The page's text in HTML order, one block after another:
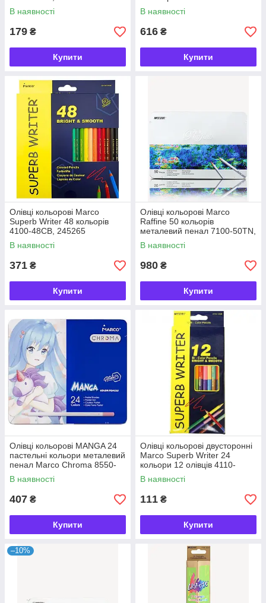
В наявності
179 ₴
Купити
пенал 8010-36TN, 931381
В наявності
616 ₴
Купити
Олівці кольорові Marco
Superb Writer 48 кольорів
4100-48CB, 245265
В наявності
371 ₴
Купити
Олівці кольорові Marco
Raffine 50 кольорів
металевий пенал 7100-50TN,
245268
В наявності
980 ₴
Купити
Олівці кольорові MANGA 24
пастельні кольори металевий
пенал Marco Chroma 8550-
24TN, 931329
В наявності
407 ₴
Купити
Олівці кольорові двусторонні
Marco Superb Writer 24
кольори 12 олівців 4110-
12CB, 245267
В наявності
111 ₴
Купити
–10%